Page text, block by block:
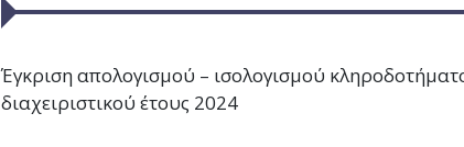
Έγκριση απολογισμού – ισολογισμού
διαχειριστικού έτους 2024